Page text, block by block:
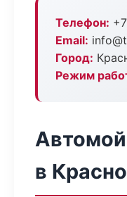
Телефон:
Email:
Город:
Режим
в